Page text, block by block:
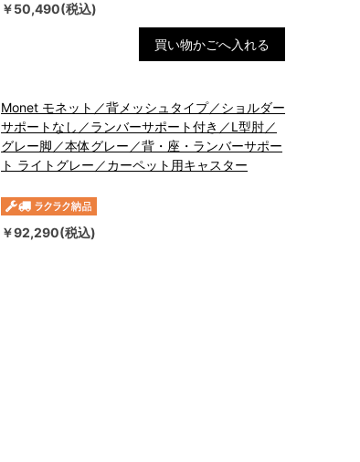
￥50,490(税込)
買い物かごへ入れる
Monet モネット／背メッシュタイプ／ショルダー
サポートなし／ランバーサポート付き／L型肘／
グレー脚／本体グレー／背・座・ランバーサポー
ト ライトグレー／カーペット用キャスター
￥92,290(税込)